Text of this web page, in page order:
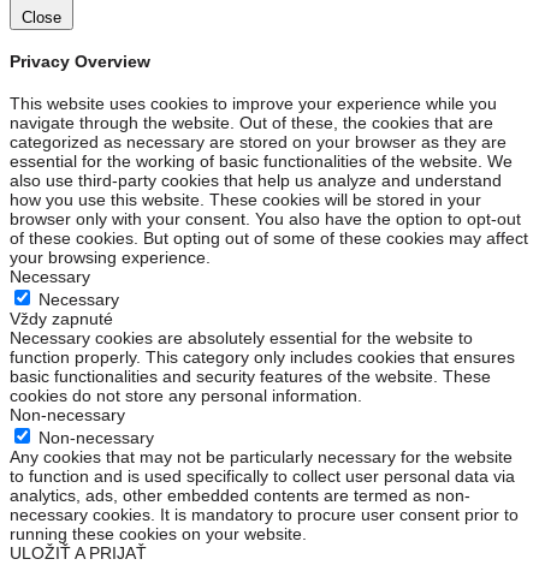
Close
Privacy Overview
This website uses cookies to improve your experience while you
navigate through the website. Out of these, the cookies that are
categorized as necessary are stored on your browser as they are
essential for the working of basic functionalities of the website. We
also use third-party cookies that help us analyze and understand
how you use this website. These cookies will be stored in your
browser only with your consent. You also have the option to opt-out
of these cookies. But opting out of some of these cookies may affect
your browsing experience.
Necessary
Necessary
Vždy zapnuté
Necessary cookies are absolutely essential for the website to
function properly. This category only includes cookies that ensures
basic functionalities and security features of the website. These
cookies do not store any personal information.
Non-necessary
Non-necessary
Any cookies that may not be particularly necessary for the website
to function and is used specifically to collect user personal data via
analytics, ads, other embedded contents are termed as non-
necessary cookies. It is mandatory to procure user consent prior to
running these cookies on your website.
ULOŽIŤ A PRIJAŤ